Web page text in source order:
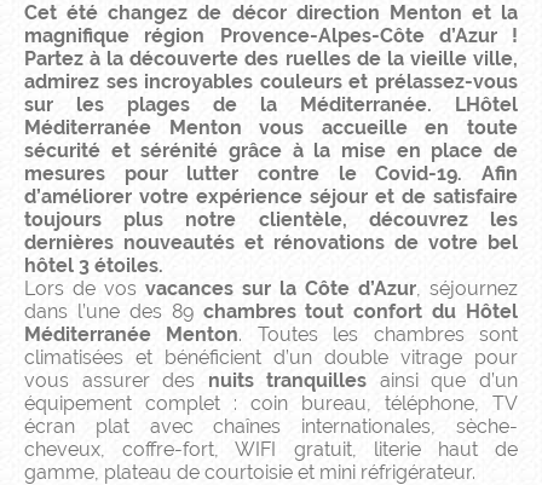
Cet été changez de décor direction Menton et la
magnifique région Provence-Alpes-Côte d’Azur !
Partez à la découverte des ruelles de la vieille ville,
admirez ses incroyables couleurs et prélassez-vous
sur les plages de la Méditerranée. LHôtel
Méditerranée Menton vous accueille en toute
sécurité et sérénité grâce à la mise en place de
mesures pour lutter contre le Covid-19. Afin
d’améliorer votre expérience séjour et de satisfaire
toujours plus notre clientèle, découvrez les
dernières nouveautés et rénovations de votre bel
hôtel 3 étoiles.
Lors de vos vacances sur la Côte d’Azur, séjournez
dans l’une des 89 chambres tout confort du Hôtel
Méditerranée Menton. Toutes les chambres sont
climatisées et bénéficient d’un double vitrage pour
vous assurer des nuits tranquilles ainsi que d’un
équipement complet : coin bureau, téléphone, TV
écran plat avec chaînes internationales, sèche-
cheveux, coffre-fort, WIFI gratuit, literie haut de
gamme, plateau de courtoisie et mini réfrigérateur.